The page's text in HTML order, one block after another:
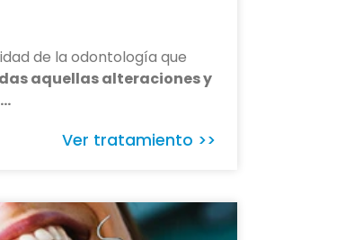
de la odontología que
aquellas alteraciones y
Ver tratamiento >>